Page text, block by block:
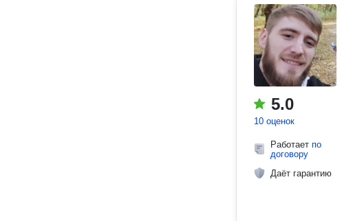
5.0
10 оценок
Работает по
договору
Даёт гарантию